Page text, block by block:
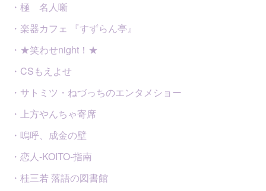
・極 名人噺
・楽器カフェ 『すずらん亭』
・★笑わせnight！★
・CSもえよせ
・サトミツ・ねづっちのエンタメショー
・上方やんちゃ寄席
・嗚呼、成金の壁
・恋人-KOITO-指南
・桂三若 落語の図書館